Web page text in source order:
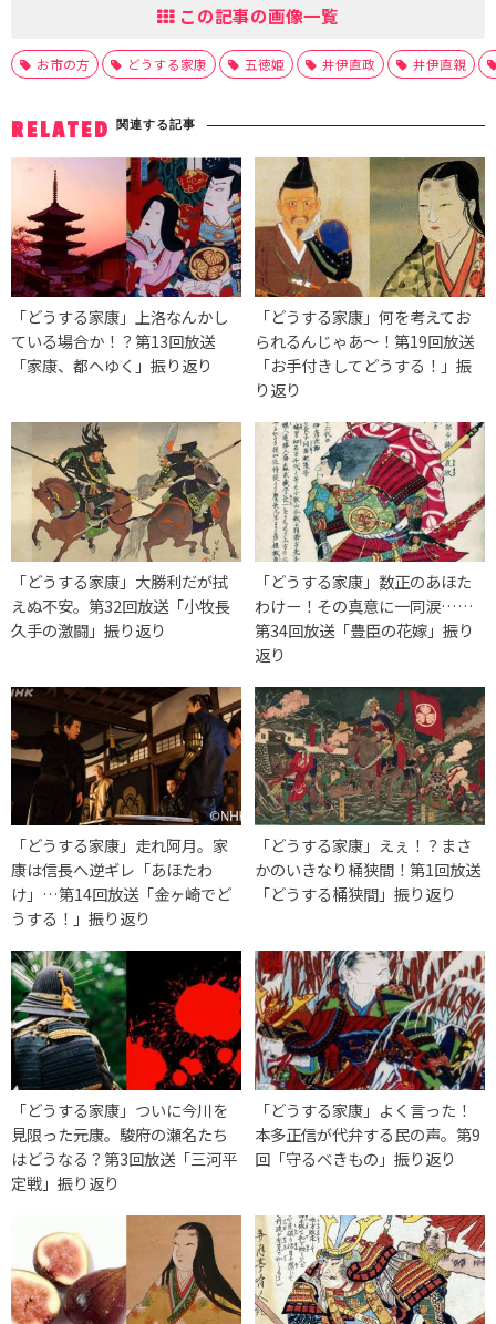
この記事の画像一覧
お市の方 どうする家康 五徳姫 井伊直政 井伊直親
RELATED 関連する記事
「どうする家康」上洛なんかし
ている場合か！？第13回放送
「家康、都へゆく」振り返り
「どうする家康」何を考えてお
られるんじゃあ～！第19回放送
「お手付きしてどうする！」振
り返り
「どうする家康」大勝利だが拭
えぬ不安。第32回放送「小牧長
久手の激闘」振り返り
「どうする家康」数正のあほた
わけー！その真意に一同涙……
第34回放送「豊臣の花嫁」振り
返り
「どうする家康」走れ阿月。家
康は信長へ逆ギレ「あほたわ
け」…第14回放送「金ヶ崎でど
うする！」振り返り
「どうする家康」えぇ！？まさ
かのいきなり桶狭間！第1回放送
「どうする桶狭間」振り返り
「どうする家康」ついに今川を
見限った元康。駿府の瀬名たち
はどうなる？第3回放送「三河平
定戦」振り返り
「どうする家康」よく言った！
本多正信が代弁する民の声。第9
回「守るべきもの」振り返り